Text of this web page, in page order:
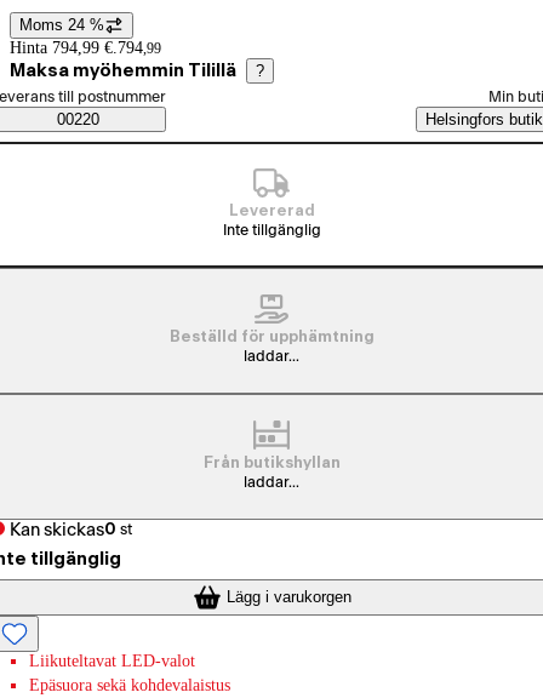
Prisinformation
Moms 24 %
Hinta 794,99 €. 794,99
Maksa myöhemmin Tilillä ?
Saatavuustiedot
beställningssätt
till postnummer
00220
Min
Helsingfors butik
Levererad
Inte tillgänglig
Beställd för upphämtning
laddar...
Från butikshyllan
laddar...
Kan skickas0 st
tillgänglig
Lägg i varukorgen
Liikuteltavat LED-valot
Epäsuora sekä kohdevalaistus